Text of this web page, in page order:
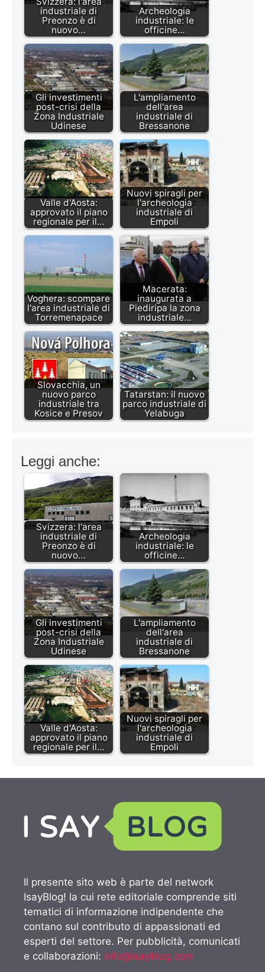
industriale di
Preonzo è di
nuovo…
Archeologia
industriale: le
officine…
Gli investimenti
post-crisi della
Zona Industriale
Udinese
L'ampliamento
dell'area
industriale di
Bressanone
Valle d'Aosta:
approvato il piano
regionale per il…
Nuovi spiragli per
l'archeologia
industriale di
Empoli
Voghera: scompare
l'area industriale di
Torremenapace
Macerata:
inaugurata a
Piediripa la zona
industriale…
Slovacchia, un
nuovo parco
industriale tra
Kosice e Presov
Tatarstan: il nuovo
parco industriale di
Yelabuga
Leggi anche:
Svizzera: l'area
industriale di
Preonzo è di
nuovo…
Archeologia
industriale: le
officine…
Gli investimenti
post-crisi della
Zona Industriale
Udinese
L'ampliamento
dell'area
industriale di
Bressanone
Valle d'Aosta:
approvato il piano
regionale per il…
Nuovi spiragli per
l'archeologia
industriale di
Empoli
Il presente sito web è parte del network
IsayBlog! la cui rete editoriale comprende siti
tematici di informazione indipendente che
contano sul contributo di appassionati ed
esperti del settore. Per pubblicità, comunicati
e collaborazioni: info@isayblog.com